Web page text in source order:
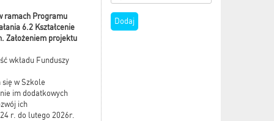
ramach Programu
6.2 Kształcenie
Założeniem projektu
wkładu Funduszy
się w Szkole
im dodatkowych
ich
r. do lutego 2026r.